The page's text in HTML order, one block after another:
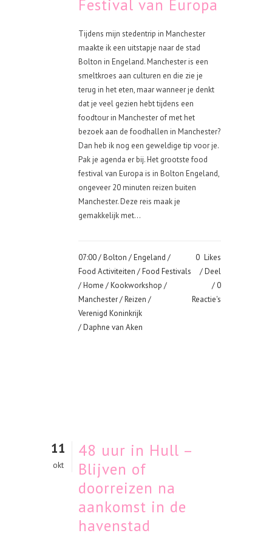
Festival van Europa
Tijdens mijn stedentrip in Manchester
maakte ik een uitstapje naar de stad
Bolton in Engeland. Manchester is een
smeltkroes aan culturen en die zie je
terug in het eten, maar wanneer je denkt
dat je veel gezien hebt tijdens een
foodtour in Manchester of met het
bezoek aan de foodhallen in Manchester?
Dan heb ik nog een geweldige tip voor je.
Pak je agenda er bij. Het grootste food
festival van Europa is in Bolton Engeland,
ongeveer 20 minuten reizen buiten
Manchester. Deze reis maak je
gemakkelijk met...
07:00 /Bolton /Engeland /
Food Activiteiten /Food Festivals
/Home /Kookworkshop /
Manchester/Reizen /
Verenigd Koninkrijk
/ Daphne van Aken
0 Likes
Deel
0
Reactie's
11
okt
48 uur in Hull –
Blijven of
doorreizen na
aankomst in de
havenstad